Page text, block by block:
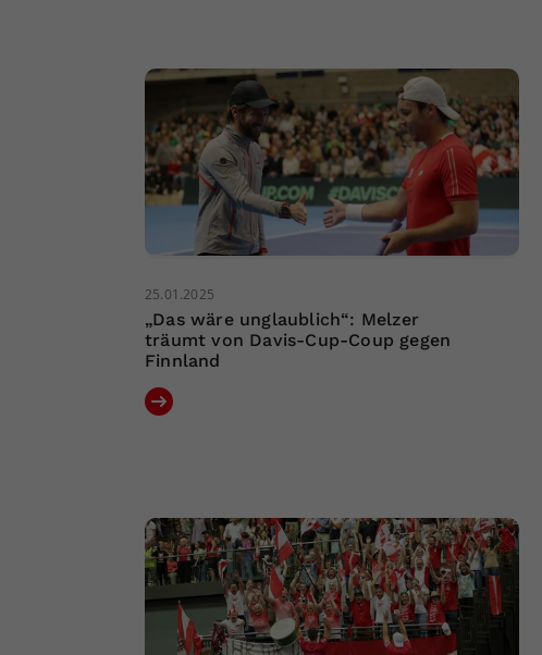
25.01.2025
„Das wäre unglaublich“: Melzer
träumt von Davis-Cup-Coup gegen
Finnland